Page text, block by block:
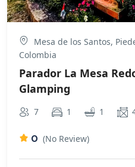
Mesa de los Santos,
Colombia
Parador La Mesa
Glamping
7 1 1
0 (No Review)